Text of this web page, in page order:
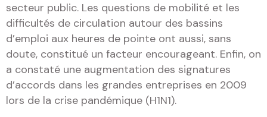
secteur public. Les questions de mobilité et les
difficultés de circulation autour des bassins
d’emploi aux heures de pointe ont aussi, sans
doute, constitué un facteur encourageant. Enfin, on
a constaté une augmentation des signatures
d’accords dans les grandes entreprises en 2009
lors de la crise pandémique (H1N1).